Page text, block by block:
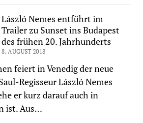
László Nemes entführt im
Trailer zu Sunset ins Budapest
des frühen 20. Jahrhunderts
8. AUGUST 2018
feiert in Venedig der neue
Regisseur László Nemes
er kurz darauf auch in
ist. Aus…